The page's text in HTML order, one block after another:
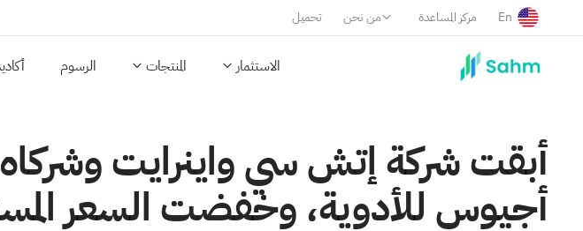
تحميل من نحن مركز المساعدة En
الاستثمار المنتجات الرسوم
أبقت شركة إتش سي واينرايت
أجيوس للأدوية، وخفضت السعر المستهدف